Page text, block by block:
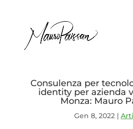
Consulenza per
identity per azienda
Monza: Mauro
Gen 8, 2022|